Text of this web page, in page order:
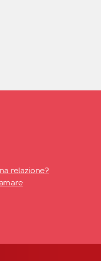
relazione?